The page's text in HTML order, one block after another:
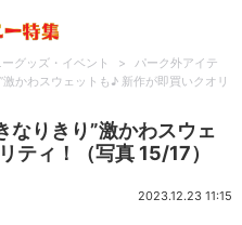
グッズ・イベント >
パーク外アイテ
激かわスウェットも♪ 新作が即買いクオリ
なりきり”激かわスウェ
ティ！（写真 15/17）
2023.12.23 11:15